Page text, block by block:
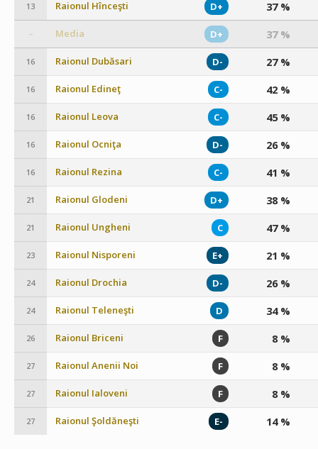
13 Raionul Hînceşti D+ 37 %
– Media D+ 37 %
16 Raionul Dubăsari D- 27 %
16 Raionul Edineţ C- 42 %
16 Raionul Leova C- 45 %
16 Raionul Ocniţa D- 26 %
16 Raionul Rezina C- 41 %
21 Raionul Glodeni D+ 38 %
21 Raionul Ungheni C 47 %
23 Raionul Nisporeni E+ 21 %
24 Raionul Drochia D- 26 %
24 Raionul Teleneşti D 34 %
26 Raionul Briceni F 8 %
27 Raionul Anenii Noi F 8 %
27 Raionul Ialoveni F 8 %
27 Raionul Şoldăneşti E- 14 %